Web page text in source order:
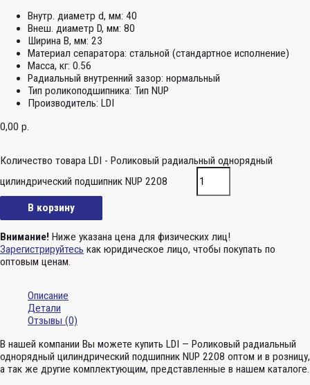
Внутр. диаметр d, мм: 40
Внеш. диаметр D, мм: 80
Ширина B, мм: 23
Материал сепаратора: стальной (стандартное исполнение)
Масса, кг: 0.56
Радиальный внутренний зазор: нормальный
Тип роликоподшипника: Тип NUP
Производитель: LDI
0,00 р.
Количество товара LDI - Роликовый радиальный однорядный
цилиндрический подшипник NUP 2208
В корзину
Внимание! Ниже указана цена для физических лиц!
Зарегистрируйтесь как юридическое лицо, чтобы покупать по
оптовым ценам.
Описание
Детали
Отзывы (0)
В нашей компании Вы можете купить LDI — Роликовый радиальный
однорядный цилиндрический подшипник NUP 2208 оптом и в розницу,
а так же другие комплектующим, представленные в нашем каталоге.